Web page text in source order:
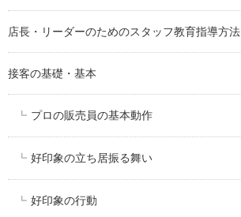
店長・リーダーのためのスタッフ教育指導方法
接客の基礎・基本
プロの販売員の基本動作
好印象の立ち居振る舞い
好印象の行動